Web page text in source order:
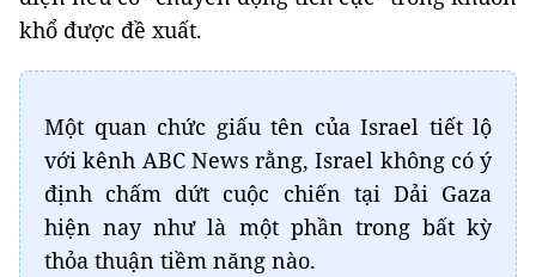
khổ được đề xuất.
Một quan chức giấu tên của Israel tiết lộ
với kênh ABC News rằng, Israel không có ý
định chấm dứt cuộc chiến tại Dải Gaza
hiện nay như là một phần trong bất kỳ
thỏa thuận tiềm năng nào.